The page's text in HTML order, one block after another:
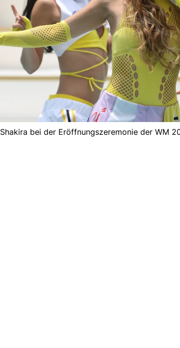
Shakira bei der Eröffnungszeremonie der WM